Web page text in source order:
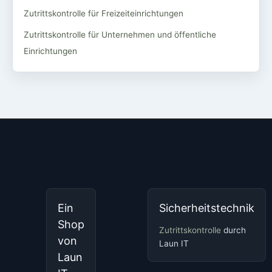
Zutrittskontrolle für Freizeiteinrichtungen
Zutrittskontrolle für Unternehmen und öffentliche
Einrichtungen
Ein
Shop
von
Laun
Sicherheitstechnik
Zutrittskontrolle durch
Laun IT